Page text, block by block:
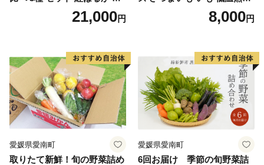
納芋 シルクスイート 合計 15
kg サイズ混合 サツマイモ 焼
芋 ほしいも スイートポテト
いも天 サイズミックス 甘い
ねっとり 生芋 新芋 あんのう
いも 甘藷 べにはるか スイー
ツ 国産 糖度 産地直送 農家直
送 数量限定 21000円 愛媛 愛
南 ミッチーのおみかん畑
21,000円
完全熟成収穫 甘い 糖度 焼き
芋 やきいも スイートポテト
8,000円
愛媛県愛南町
取りたて新鮮！旬の野菜詰め
愛媛県愛南町
6回お届け 季節の旬野菜詰